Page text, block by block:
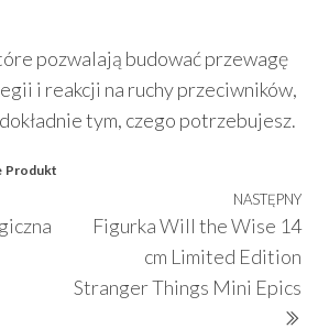
pozwalają budować przewagę
i reakcji na ruchy przeciwników,
tym, czego potrzebujesz.
Produkt
NASTĘPNY
Figurka Will the Wise 14
cm Limited Edition
Stranger Things Mini Epics